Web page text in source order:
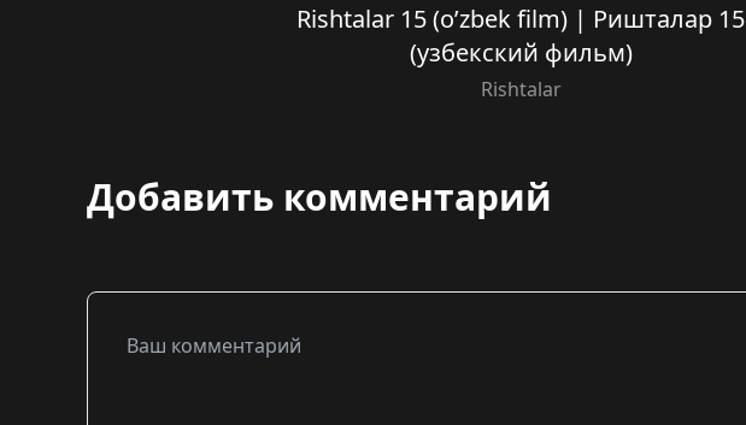
Rishtalar 15 (o’zbek film) | Ришталар 15
(узбекский фильм)
Rishtalar
Добавить комментарий